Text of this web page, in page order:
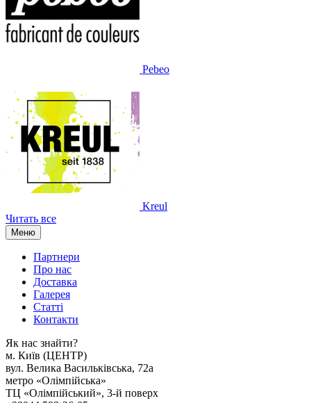
Pebeo
Kreul
Читать все
Меню
Партнери
Про нас
Доставка
Галерея
Статтi
Контакти
Як наc знайти?
м. Киïв (ЦЕНТР)
вул. Велика Васильківська, 72а
метро «Олімпійська»
ТЦ «Олімпійський», 3-й поверх